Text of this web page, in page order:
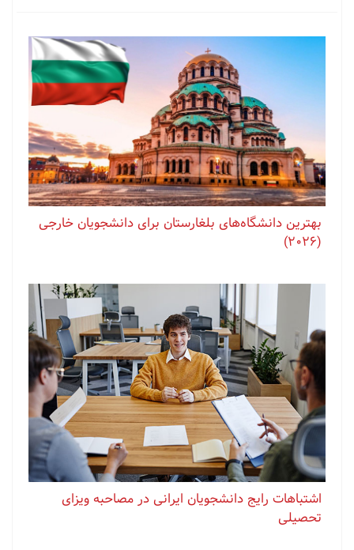
بهترین دانشگاه‌های بلغارستان برای دانشجویان خارجی
(2026)
اشتباهات رایج دانشجویان ایرانی در مصاحبه ویزای
تحصیلی